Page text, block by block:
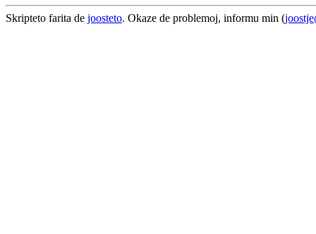
Skripteto farita de joosteto. Okaze de problemoj, informu min (